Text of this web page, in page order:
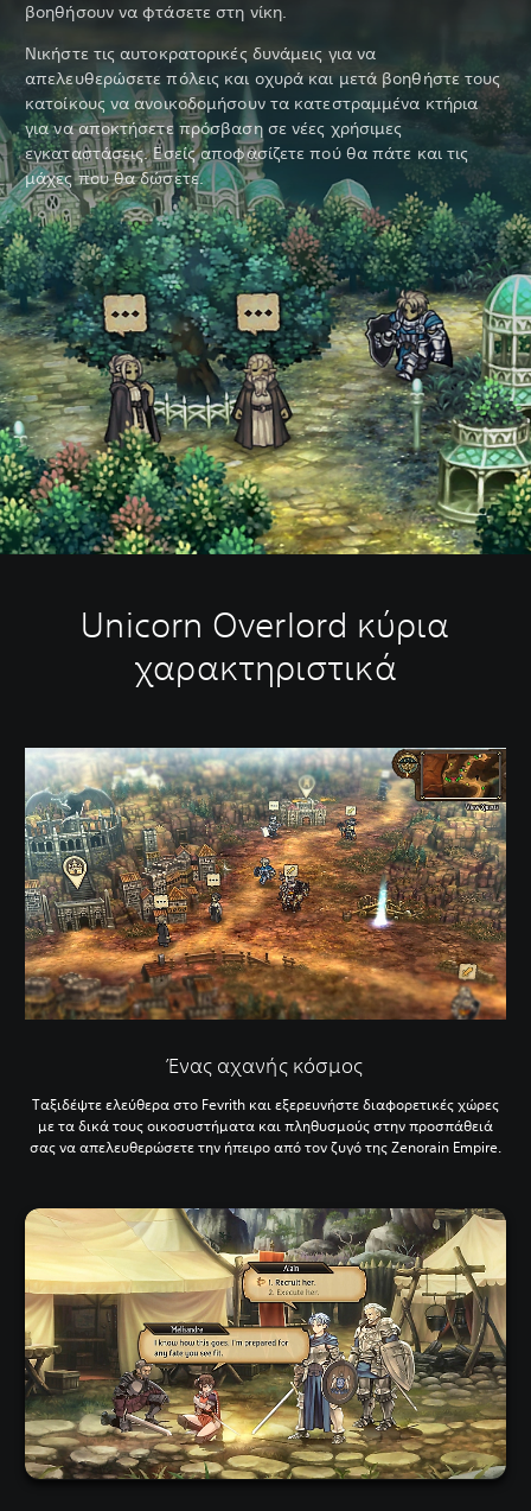
βοηθήσουν να φτάσετε στη νίκη.
Νικήστε τις αυτοκρατορικές δυνάμεις για να
απελευθερώσετε πόλεις και οχυρά και μετά βοηθήστε τους
κατοίκους να ανοικοδομήσουν τα κατεστραμμένα κτήρια
για να αποκτήσετε πρόσβαση σε νέες χρήσιμες
εγκαταστάσεις. Εσείς αποφασίζετε πού θα πάτε και τις
μάχες που θα δώσετε.
Unicorn Overlord κύρια
χαρακτηριστικά
Ένας αχανής κόσμος
Ταξιδέψτε ελεύθερα στο Fevrith και εξερευνήστε διαφορετικές χώρες
με τα δικά τους οικοσυστήματα και πληθυσμούς στην προσπάθειά
σας να απελευθερώσετε την ήπειρο από τον ζυγό της Zenorain Empire.